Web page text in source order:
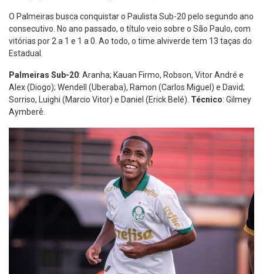
O Palmeiras busca conquistar o Paulista Sub-20 pelo segundo ano
consecutivo. No ano passado, o título veio sobre o São Paulo, com
vitórias por 2 a 1 e 1 a 0. Ao todo, o time alviverde tem 13 taças do
Estadual.
Palmeiras Sub-20: Aranha; Kauan Firmo, Robson, Vitor André e
Alex (Diogo); Wendell (Uberaba), Ramon (Carlos Miguel) e David;
Sorriso, Luighi (Marcio Vitor) e Daniel (Erick Belé). Técnico: Gilmey
Aymberê.